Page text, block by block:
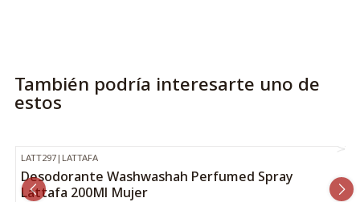
También podría interesarte uno de
estos
-22% OFF
LATT297 | LATTAFA
Desodorante Washwashah Perfumed Spray
Lattafa 200Ml Mujer